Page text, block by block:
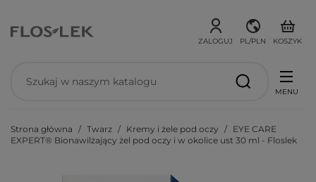
ZALOGUJ PL/PLN KOSZYK
MENU
Strona główna Twarz Kremy i żele pod oczy
EYE CARE
EXPERT® Bionawilżający żel pod oczy i w okolice ust 30 ml - Floslek